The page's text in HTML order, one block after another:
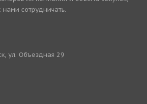
сотрудничать.
ул. Объездная 29